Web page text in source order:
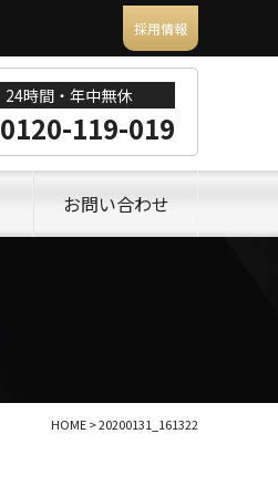
採用情報
24時間・年中無休
0120-119-019
お問い合わせ
HOME>20200131_161322